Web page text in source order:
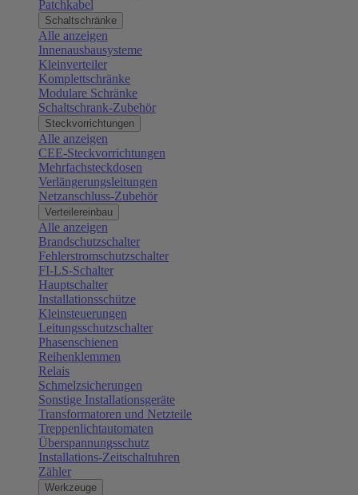
Patchkabel
Schaltschränke
Alle anzeigen
Innenausbausysteme
Kleinverteiler
Komplettschränke
Modulare Schränke
Schaltschrank-Zubehör
Steckvorrichtungen
Alle anzeigen
CEE-Steckvorrichtungen
Mehrfachsteckdosen
Verlängerungsleitungen
Netzanschluss-Zubehör
Verteilereinbau
Alle anzeigen
Brandschutzschalter
Fehlerstromschutzschalter
FI-LS-Schalter
Hauptschalter
Installationsschütze
Kleinsteuerungen
Leitungsschutzschalter
Phasenschienen
Reihenklemmen
Relais
Schmelzsicherungen
Sonstige Installationsgeräte
Transformatoren und Netzteile
Treppenlichtautomaten
Überspannungsschutz
Installations-Zeitschaltuhren
Zähler
Werkzeuge